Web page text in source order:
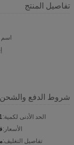
تفاصيل المنتج
اسم
شروط الدفع والشحن
الحد الأدنى لكمية:1 مجموعة
الأسعار:
تفاصيل التغليف: